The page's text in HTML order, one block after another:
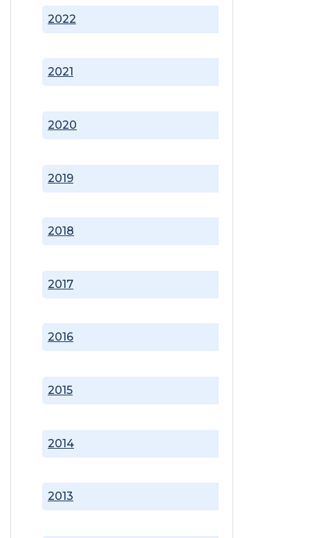
2013
2014
2015
2016
2017
2018
2019
2020
2021
2022